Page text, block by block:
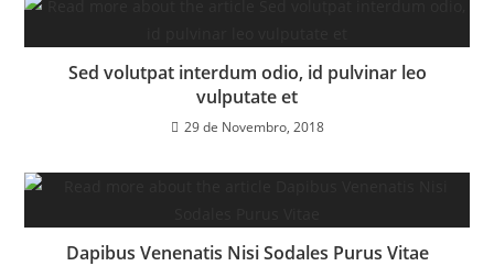
Sed volutpat interdum odio, id pulvinar leo
vulputate et
29 de Novembro, 2018
Dapibus Venenatis Nisi Sodales Purus Vitae